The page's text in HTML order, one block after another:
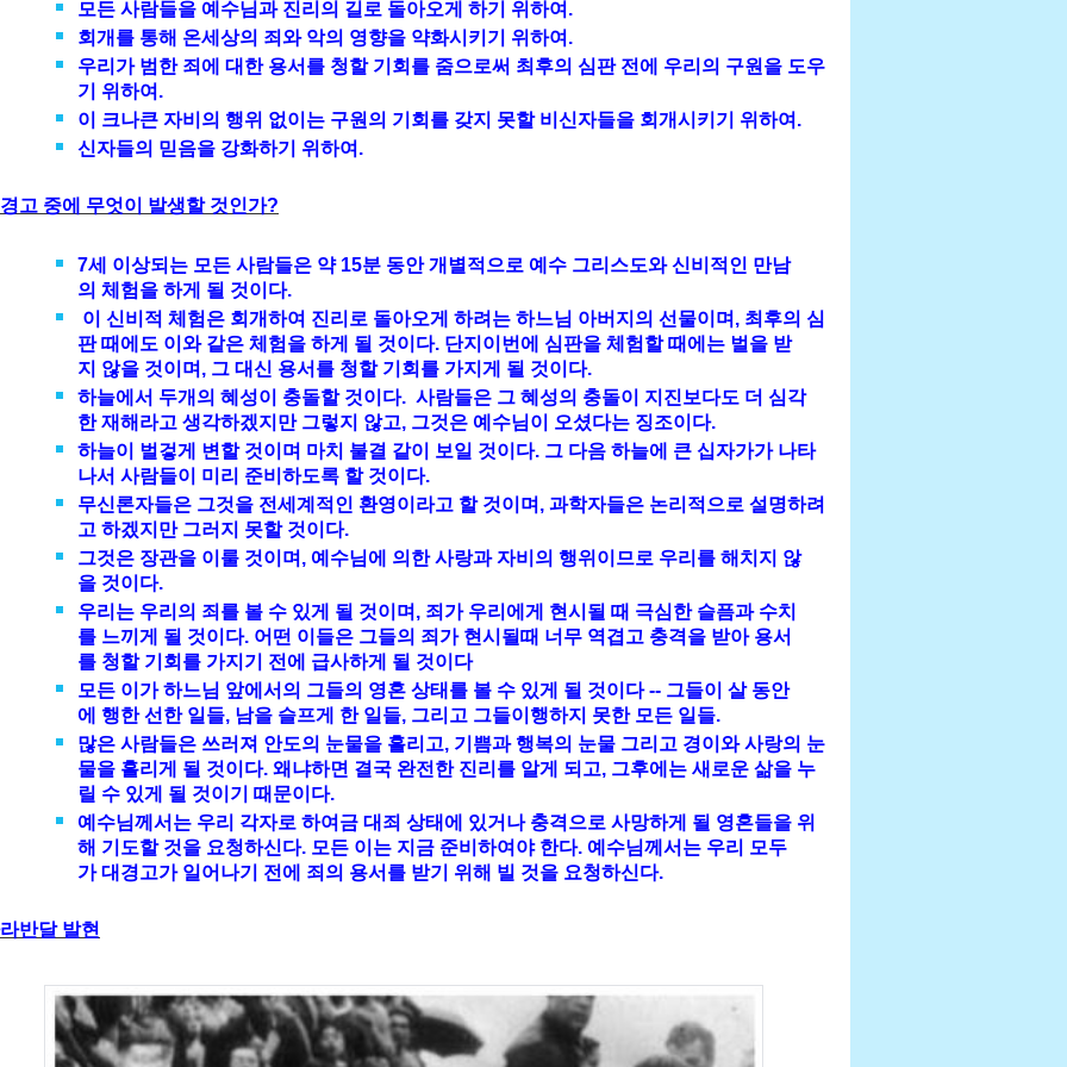
모든 사람들을 예수님과 진리의 길로 돌아오게 하기 위하여.
회개를 통해 온세상의 죄와 악의 영향을 약화시키기 위하여.
우리가 범한 죄에 대한 용서를 청할 기회를 줌으로써 최후의 심판 전에 우리의 구원을 도우
기 위하여.
이 크나큰 자비의 행위 없이는 구원의 기회를 갖지 못할 비신자들을 회개시키기 위하여.
신자들의 믿음을 강화하기 위하여.
고 중에 무엇이 발생할 것인가?
7세 이상되는 모든 사람들은 약 15분 동안 개별적으로 예수 그리스도와 신비적인 만남
의 체험을 하게 될 것이다.
이 신비적 체험은 회개하여 진리로 돌아오게 하려는 하느님 아버지의 선물이며, 최후의 심
판 때에도 이와 같은 체험을 하게 될 것이다. 단지이번에 심판을 체험할 때에는 벌을 받
지 않을 것이며, 그 대신 용서를 청할 기회를 가지게 될 것이다.
하늘에서 두개의 혜성이 충돌할 것이다. 사람들은 그 혜성의 충돌이 지진보다도 더 심각
한 재해라고 생각하겠지만 그렇지 않고, 그것은 예수님이 오셨다는 징조이다.
하늘이 벌겋게 변할 것이며 마치 불결 같이 보일 것이다. 그 다음 하늘에 큰 십자가가 나타
나서 사람들이 미리 준비하도록 할 것이다.
무신론자들은 그것을 전세계적인 환영이라고 할 것이며, 과학자들은 논리적으로 설명하려
고 하겠지만 그러지 못할 것이다.
그것은 장관을 이룰 것이며, 예수님에 의한 사랑과 자비의 행위이므로 우리를 해치지 않
을 것이다.
우리는 우리의 죄를 볼 수 있게 될 것이며, 죄가 우리에게 현시될 때 극심한 슬픔과 수치
를 느끼게 될 것이다. 어떤 이들은 그들의 죄가 현시될때 너무 역겹고 충격을 받아 용서
를 청할 기회를 가지기 전에 급사하게 될 것이다
모든 이가 하느님 앞에서의 그들의 영혼 상태를 볼 수 있게 될 것이다 -- 그들이 살 동안
에 행한 선한 일들, 남을 슬프게 한 일들, 그리고 그들이행하지 못한 모든 일들.
많은 사람들은 쓰러져 안도의 눈물을 흘리고, 기쁨과 행복의 눈물 그리고 경이와 사랑의 눈
물을 흘리게 될 것이다. 왜냐하면 결국 완전한 진리를 알게 되고, 그후에는 새로운 삶을 누
릴 수 있게 될 것이기 때문이다.
예수님께서는 우리 각자로 하여금 대죄 상태에 있거나 충격으로 사망하게 될 영혼들을 위
해 기도할 것을 요청하신다. 모든 이는 지금 준비하여야 한다. 예수님께서는 우리 모두
가 대경고가 일어나기 전에 죄의 용서를 받기 위해 빌 것을 요청하신다.
반달 발현